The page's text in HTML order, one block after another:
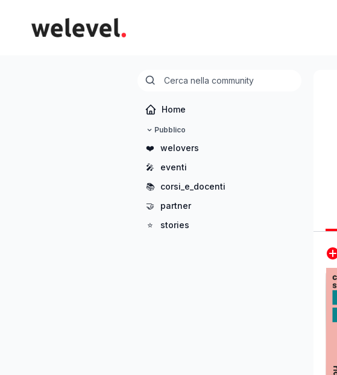
Home
Pubblico
❤️
welovers
🎤
eventi
📚
corsi_e_docenti
🤝
partner
⭐
stories